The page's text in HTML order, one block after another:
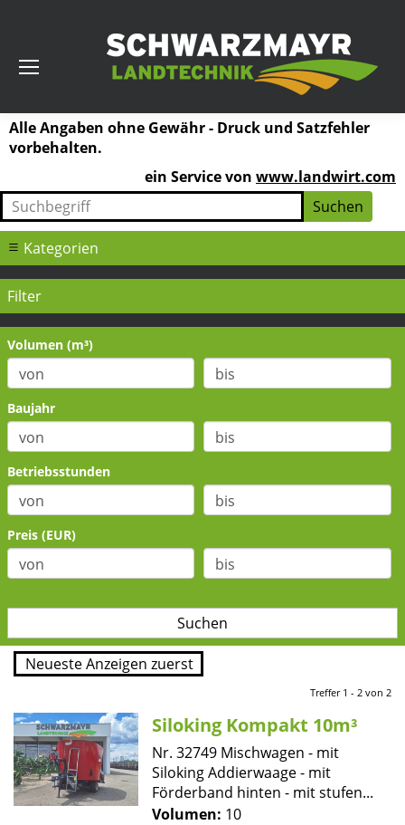
Kategorien
Filter
Volumen (m³)
Baujahr
Betriebsstunden
Preis (EUR)
Treffer 1 - 2 von 2
Siloking Kompakt 10m³
Nr. 32749 Mischwagen - mit
Siloking Addierwaage - mit
Förderband hinten - mit stufen...
Volumen: 10
Alle Angaben ohne Gewähr - Druck und Satzfehler
vorbehalten.
ein Service von www.landwirt.com